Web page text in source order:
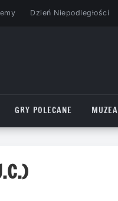
Dzień Niepodległości
GRY POLECANE MUZEA